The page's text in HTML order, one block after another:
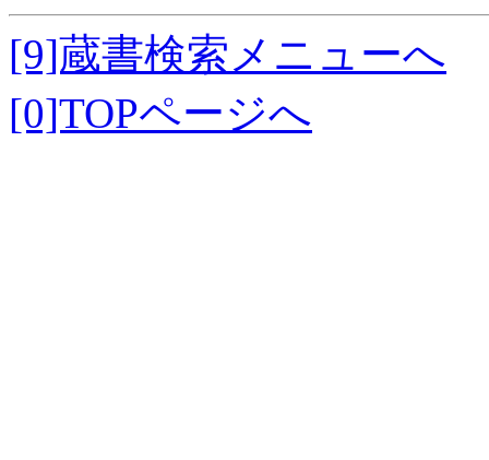
[9]蔵書検索メニューへ
[0]TOPページへ